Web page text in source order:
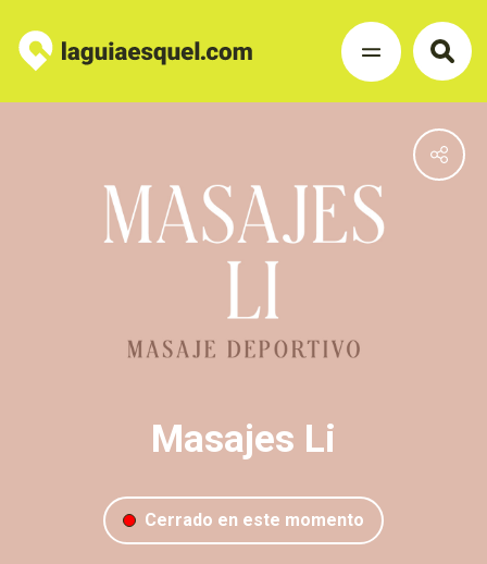
Masajes Li
Cerrado en este momento